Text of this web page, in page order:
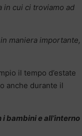
in cui ci troviamo ad
maniera importante,
il tempo d’estate
anche durante il
bambini e all’interno